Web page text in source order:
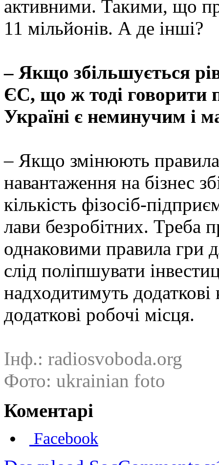
активними. Такими, що
11 мільйонів. А де інші?
– Якщо збільшується
ЄС, що ж тоді говорити
Україні є неминучим і
– Якщо змінюють правила
навантаження на бізнес
кількість фізосіб-
лави безробітних. Треба
однаковими правила гри
слід поліпшувати
надходитимуть додаткові
додаткові робочі місця.
Інф.: radiosvoboda.org
Фото: ukrainian foto
Коментарі
Facebook